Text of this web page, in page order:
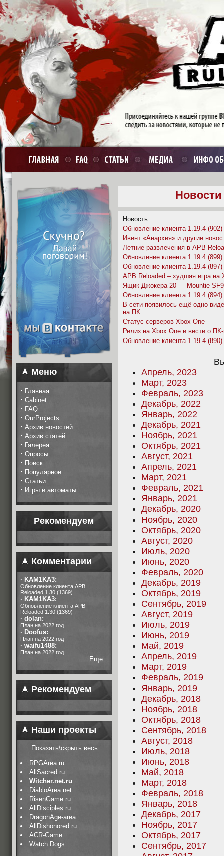
Меню
· Главная
· Cabinet
· FAQ
· OurProjects
· Архив новостей
· Архив статей
· Галерея
· Опросы
· Поиск
· Популярное
· Статьи
· Игры и автоматы
Рекомендуем
Комментарии
· KAM1KA3:
Обновление клиента APB
Reloaded 1.30 (1369)
· KAM1KA3:
Обновление клиента APB
Reloaded 1.30 (1369)
· dolan:
План на 2022 год
· Doofus:
План на 2022 год
· waifu1488:
План на 2022 год
Еще...
Рекомендуем
Наши проекты
Показать\скрыть весь
RPGArea.ru
AllSacred.ru
Witcher.net.ru
DiabloArea.net
RisenGame.ru
AllDisciples.ru
DragonAge-area
AllDishonored.ru
ACR-Game
Watch Dogs
Новость
Обновление клиента 1.19.4 (902)
Ивент «Анархия» и другие
Летние развлечения в APB
Обновление клиента 1.19.4 (899)
Обновление клиента 1.19.4 (897)
APB Reloaded – худшая игра на
Ящик Джокера 20 — Mountie SF9
Обновление клиента 1.19.4 (894)
В сети появилось ещё одно
на ПК
Статус серверов Xbox One
Релиз на Xbox One и вести о
Обновление клиента 1.19.4 (890)
Апрель, 2023
Март, 2023
Февраль, 2023
Декабрь, 2022
Январь, 2022
Декабрь, 2021
Ноябрь, 2021
Октябрь, 2021
Август, 2021
Апрель, 2021
Март, 2021
Февраль, 2021
Январь, 2021
Декабрь, 2020
Ноябрь, 2020
Октябрь, 2020
Август, 2020
Июль, 2020
Июнь, 2020
Февраль, 2020
Декабрь, 2019
Октябрь, 2019
Сентябрь, 2019
Август, 2019
Июль, 2019
Июнь, 2019
Май, 2019
Апрель, 2019
Март, 2019
Февраль, 2019
Январь, 2019
Декабрь, 2018
Ноябрь, 2018
Октябрь, 2018
Сентябрь, 2018
Август, 2018
Июль, 2018
Июнь, 2018
Май, 2018
Март, 2018
Февраль, 2018
Январь, 2018
Декабрь, 2017
Ноябрь, 2017
Октябрь, 2017
Сентябрь, 2017